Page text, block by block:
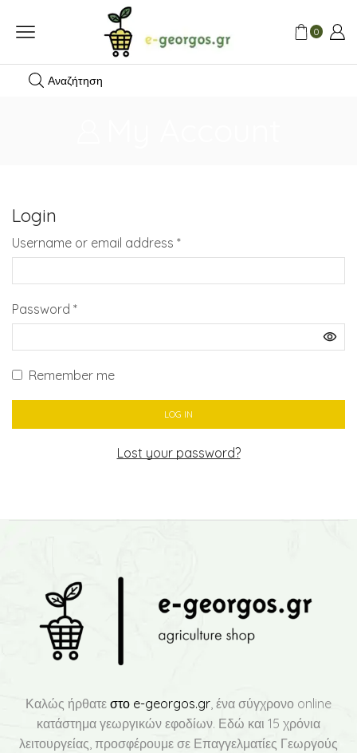
0
Αναζήτηση
Login
Username or email address *Required
Password *Required
Remember me
LOG IN
Lost your password?
Καλώς ήρθατε στο e-georgos.gr , ένα σύγχρονο online
κατάστημα γεωργικών εφοδίων. Εδώ και 15 χρόνια
λειτουργείας, προσφέρουμε σε Επαγγελματίες Γεωργούς